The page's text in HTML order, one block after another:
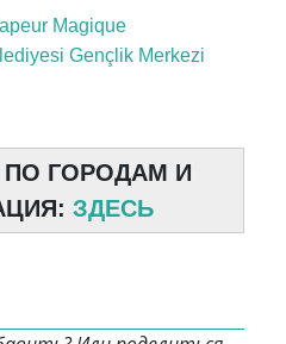
Magique
Gençlik Merkezi
ГОРОДАМ И
ЗДЕСЬ